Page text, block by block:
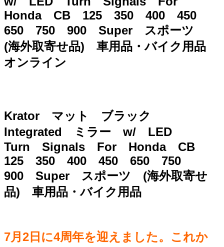
Honda CB 125 350 400 450
650 750 900 Super スポーツ
(海外取寄せ品) 車用品・バイク用品
オンライン
Krator マット ブラック
Integrated ミラー w/ LED
Turn Signals For Honda CB
125 350 400 450 650 750
900 Super スポーツ (海外取寄せ
品) 車用品・バイク用品
7月2日に4周年を迎えました。これか